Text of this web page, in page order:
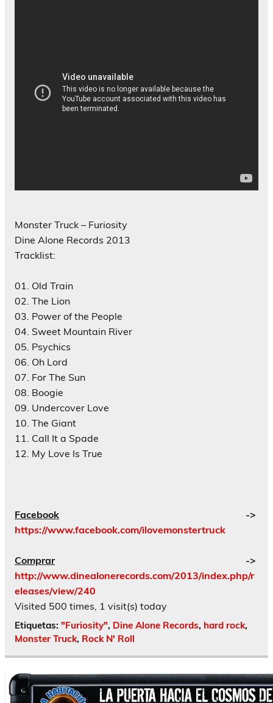
Monster Truck – Furiosity
Dine Alone Records 2013
Tracklist:
01. Old Train
02. The Lion
03. Power of the People
04. Sweet Mountain River
05. Psychics
06. Oh Lord
07. For The Sun
08. Boogie
09. Undercover Love
10. The Giant
11. Call It a Spade
12. My Love Is True
Facebook ->
https://www.facebook.com/ilovemonstertruck
Comprar->
http://www.dinealonerecords.com/2013/index.php/r
eleases/view/240
Visited 500 times, 1 visit(s) today
Etiquetas: "Furiosity", Dine Alone Records, hard rock,
Monster Truck, Rock N' Roll